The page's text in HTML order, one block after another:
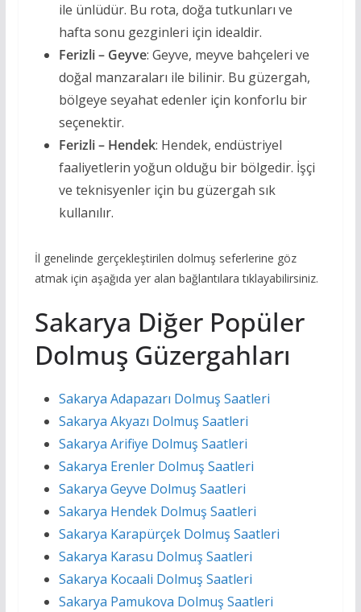
ile ünlüdür. Bu rota, doğa tutkunları ve
hafta sonu gezginleri için idealdir.
Ferizli – Geyve: Geyve, meyve bahçeleri ve
doğal manzaraları ile bilinir. Bu güzergah,
bölgeye seyahat edenler için konforlu bir
seçenektir.
Ferizli – Hendek: Hendek, endüstriyel
faaliyetlerin yoğun olduğu bir bölgedir. İşçi
ve teknisyenler için bu güzergah sık
kullanılır.
İl genelinde gerçekleştirilen dolmuş seferlerine göz
atmak için aşağıda yer alan bağlantılara tıklayabilirsiniz.
Sakarya Diğer Popüler
Dolmuş Güzergahları
Sakarya Adapazarı Dolmuş Saatleri
Sakarya Akyazı Dolmuş Saatleri
Sakarya Arifiye Dolmuş Saatleri
Sakarya Erenler Dolmuş Saatleri
Sakarya Geyve Dolmuş Saatleri
Sakarya Hendek Dolmuş Saatleri
Sakarya Karapürçek Dolmuş Saatleri
Sakarya Karasu Dolmuş Saatleri
Sakarya Kocaali Dolmuş Saatleri
Sakarya Pamukova Dolmuş Saatleri